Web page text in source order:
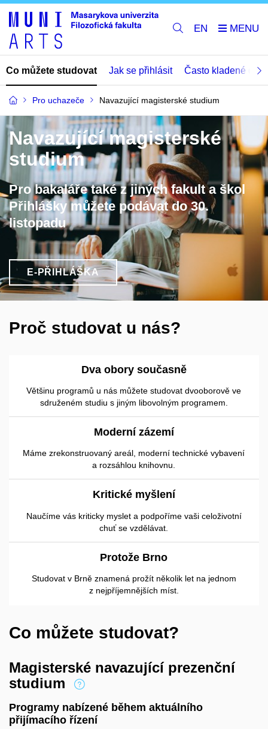
EN
Co můžete studovat Jak se přihlásit Často kladené
Pro uchazeče Navazující magisterské studium
Navazující magisterské
studium
Pro bakaláře také z jiných fakult a škol
Přihlášky můžete podávat do 30.
listopadu
E-PŘIHLÁŠKA
Proč studovat u nás?
Dva obory současně
Většinu programů u nás můžete studovat dvooborově ve
sdruženém studiu s jiným libovolným programem.
Moderní zázemí
Máme zrekonstruovaný areál, moderní technické vybavení
a rozsáhlou knihovnu.
Kritické myšlení
Naučíme vás kriticky myslet a podpoříme vaši celoživotní
chuť se vzdělávat.
Protože Brno
Studovat v Brně znamená prožít několik let na jednom
z nejpříjemnějších míst.
Co můžete studovat?
Magisterské navazující prezenční
studium
Programy nabízené během aktuálního
přijímacího řízení